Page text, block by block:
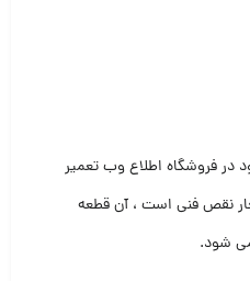
در فروشگاه اطلاع وب تعمیر
نقص فنی است ، آن قطعه
شود.